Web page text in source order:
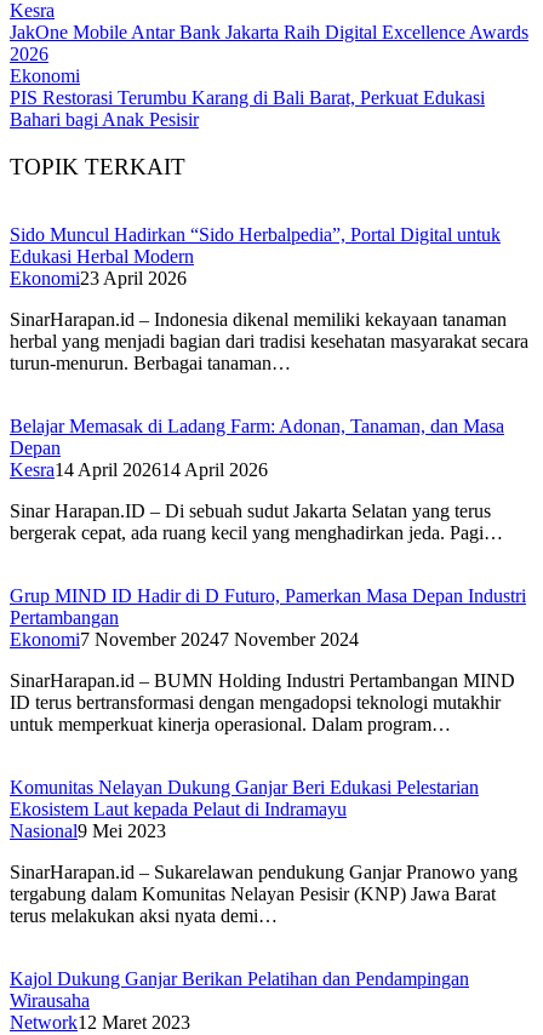
Kesra
JakOne Mobile Antar Bank Jakarta Raih Digital Excellence Awards
2026
Ekonomi
PIS Restorasi Terumbu Karang di Bali Barat, Perkuat Edukasi
Bahari bagi Anak Pesisir
TOPIK TERKAIT
Sido Muncul Hadirkan “Sido Herbalpedia”, Portal Digital untuk
Edukasi Herbal Modern
Ekonomi23 April 2026
SinarHarapan.id – Indonesia dikenal memiliki kekayaan tanaman
herbal yang menjadi bagian dari tradisi kesehatan masyarakat secara
turun-menurun. Berbagai tanaman…
Belajar Memasak di Ladang Farm: Adonan, Tanaman, dan Masa
Depan
Kesra14 April 202614 April 2026
Sinar Harapan.ID – Di sebuah sudut Jakarta Selatan yang terus
bergerak cepat, ada ruang kecil yang menghadirkan jeda. Pagi…
Grup MIND ID Hadir di D Futuro, Pamerkan Masa Depan Industri
Pertambangan
Ekonomi7 November 20247 November 2024
SinarHarapan.id – BUMN Holding Industri Pertambangan MIND
ID terus bertransformasi dengan mengadopsi teknologi mutakhir
untuk memperkuat kinerja operasional. Dalam program…
Komunitas Nelayan Dukung Ganjar Beri Edukasi Pelestarian
Ekosistem Laut kepada Pelaut di Indramayu
Nasional9 Mei 2023
SinarHarapan.id – Sukarelawan pendukung Ganjar Pranowo yang
tergabung dalam Komunitas Nelayan Pesisir (KNP) Jawa Barat
terus melakukan aksi nyata demi…
Kajol Dukung Ganjar Berikan Pelatihan dan Pendampingan
Wirausaha
Network12 Maret 2023